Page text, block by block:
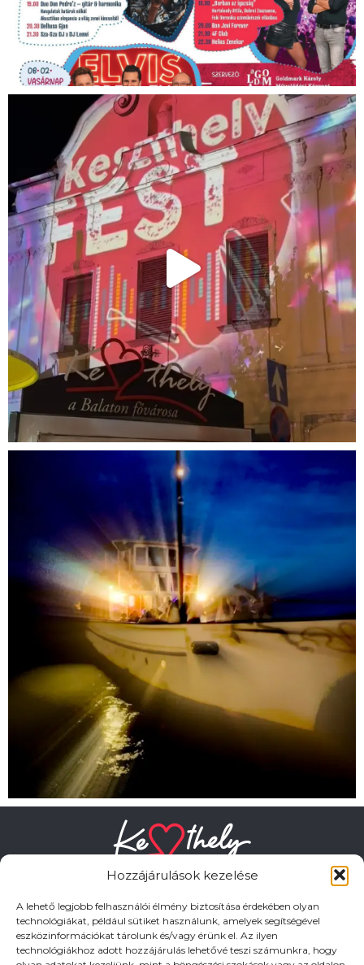
Hozzájárulások kezelése
A lehető legjobb felhasználói élmény biztosítása érdekében olyan
technológiákat, például sütiket használunk, amelyek segítségével
eszközinformációkat tárolunk és/vagy érünk el. Az ilyen
technológiákhoz adott hozzájárulás lehetővé teszi számunkra, hogy
HASZNOS LINKEK